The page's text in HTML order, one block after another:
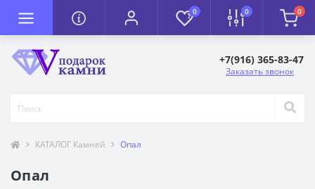
0 0 0
+7(916) 365-83-47
Заказать звонок
КАТАЛОГ Камней Опал
Опал